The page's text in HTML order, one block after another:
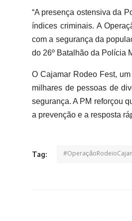
“A presença ostensiva da
índices criminais. A
com a segurança da
do 26º Batalhão da Polícia
O Cajamar Rodeo Fest,
milhares de pessoas de
segurança. A PM reforçou
a prevenção e a resposta
Tag: